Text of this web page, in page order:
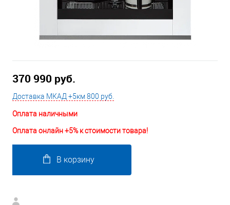
370 990 руб.
Доставка МКАД +5км 800 руб.
Оплата наличными
Оплата онлайн +5% к стоимости товара!
В корзину